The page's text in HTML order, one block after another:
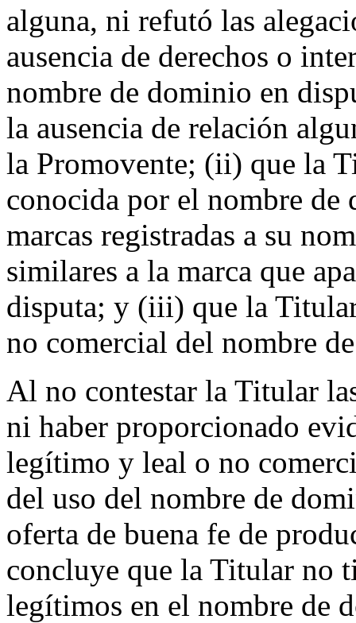
alguna, ni refutó las
ausencia de derechos o
nombre de dominio en
la ausencia de relación
la Promovente; (ii) que la
conocida por el nombre
marcas registradas a su
similares a la marca que
disputa; y (iii) que la
no comercial del nombre
Al no contestar la Titular
ni haber proporcionado
legítimo y leal o no
del uso del nombre de
oferta de buena fe de
concluye que la Titular no
legítimos en el nombre de